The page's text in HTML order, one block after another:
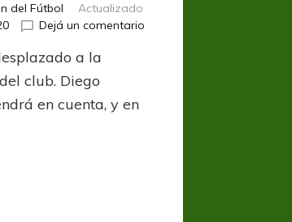
del Fútbol
Actualizado
Dejá un comentario
a la
club. Diego
en cuenta, y en